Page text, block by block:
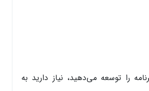
را توسعه می‌دهید، نیاز دارید به